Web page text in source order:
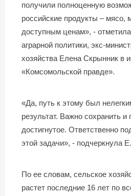
получили полноценную
российские продукты – мясо,
доступным ценам», -
аграрной политики, экс-
хозяйства Елена Скрынник в
«Комсомольской правде».
«Да, путь к этому был
результат. Важно сохранить и
достигнутое. Ответственно
этой задачи», - подчеркнула
По ее словам, сельское
растет последние 16 лет по